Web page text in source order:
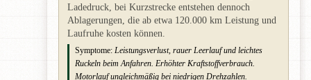
Ladedruck, bei Kurzstrecke entstehen dennoch
Ablagerungen, die ab etwa 120.000 km Leistung und
Laufruhe kosten können.
Symptome: Leistungsverlust, rauer Leerlauf und leichtes
Ruckeln beim Anfahren. Erhöhter Kraftstoffverbrauch.
Motorlauf ungleichmäßig bei niedrigen Drehzahlen.